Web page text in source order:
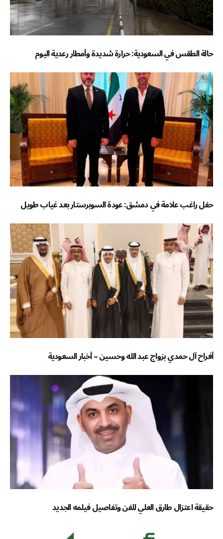
حالة الطقس في السعودية: حرارة شديدة وأمطار رعدية اليوم
حفل راغب علامة في دمشق: عودة السوبرستار بعد غياب طويل
أفراح آل حمدي بزواج عبد الله وحسين – أخبار السعودية
حقيقة اعتزال طارق العلي للفن وتفاصيل فيلمه الجديد